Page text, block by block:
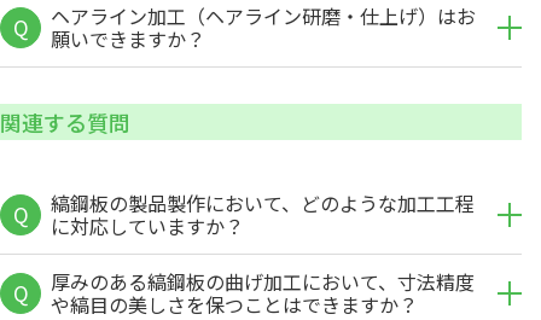
Q ヘアライン加工（ヘアライン研磨・仕上げ）はお
願いできますか？
関連する質問
Q 縞鋼板の製品製作において、どのような加工工程
に対応していますか？
Q 厚みのある縞鋼板の曲げ加工において、寸法精度
や縞目の美しさを保つことはできますか？